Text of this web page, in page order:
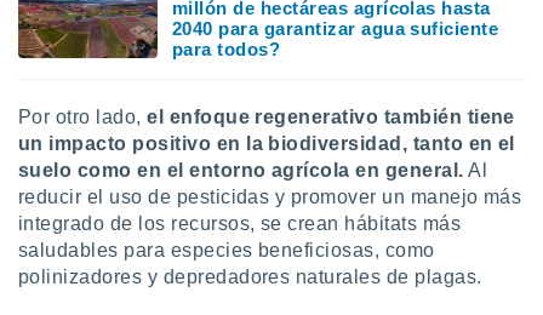
millón de hectáreas agrícolas hasta
2040 para garantizar agua suficiente
para todos?
Por otro lado,el enfoque regenerativo también tiene
un impacto positivo en la biodiversidad, tanto en el
suelo como en el entorno agrícola en general. Al
reducir el uso de pesticidas y promover un manejo más
integrado de los recursos, se crean hábitats más
saludables para especies beneficiosas, como
polinizadores y depredadores naturales de plagas.